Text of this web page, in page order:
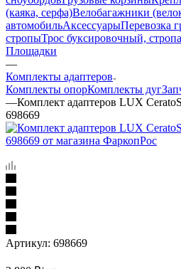
(каяка, серфа)Велобагажники
автомобильАксессуарыПеревозка
стропыТрос буксировочный, стропа
Площадки
—
Комплекты адаптеров
Комплекты опорКомплекты дуг
—Комплект адаптеров LUX
698669
Артикул: 698669